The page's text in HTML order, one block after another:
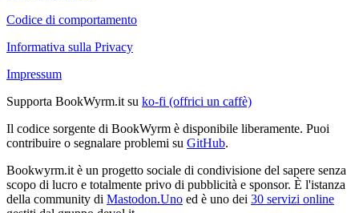
Codice di comportamento
Informativa sulla Privacy
Impressum
Supporta BookWyrm.it su ko-fi (offrici un caffè)
Il codice sorgente di BookWyrm è disponibile liberamente. Puoi
contribuire o segnalare problemi su GitHub.
Bookwyrm.it è un progetto sociale di condivisione del sapere senza
scopo di lucro e totalmente privo di pubblicità e sponsor. È l'istanza
della community di Mastodon.Uno ed è uno dei 30 servizi online